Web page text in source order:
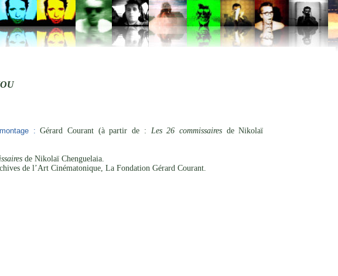
: Gérard Courant (à partir de : Les 26 commissairesde Nikolaï
de Nikolaï Chenguelaia.
de l’Art Cinématonique, La Fondation Gérard Courant.